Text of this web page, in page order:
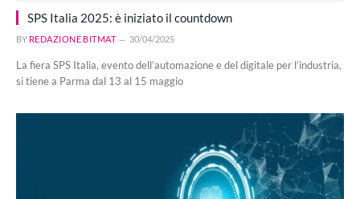
SPS Italia 2025: è iniziato il countdown
BY REDAZIONE BITMAT 30/04/2025
La fiera SPS Italia, evento dell’automazione e del digitale per l’industria,
si tiene a Parma dal 13 al 15 maggio